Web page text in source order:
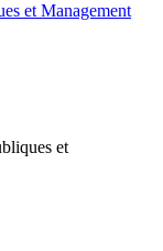
et Management
et